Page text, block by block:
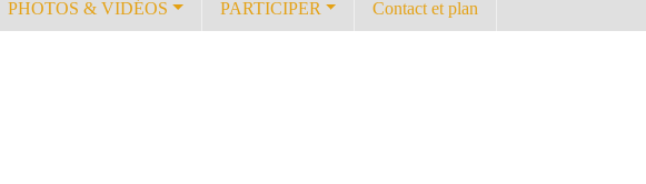
PHOTOS & VIDÉOS PARTICIPER Contact et plan